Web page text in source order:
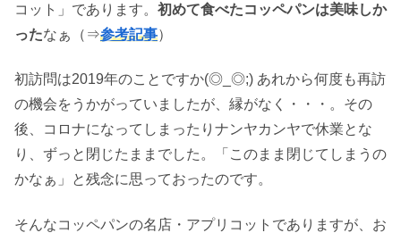
コット」であります。 初めて食べたコッペパンは美味しか
ったなぁ（⇒参考記事）
初訪問は2019年のことですか(◎_◎;) あれから何度も再訪
の機会をうかがっていましたが、縁がなく・・・。その
後、コロナになってしまったりナンヤカンヤで休業とな
り、ずっと閉じたままでした。「このまま閉じてしまうの
かなぁ」と残念に思っておったのです。
そんなコッペパンの名店・アプリコットでありますが、お